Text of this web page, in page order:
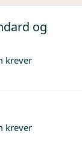
og
krever
krever